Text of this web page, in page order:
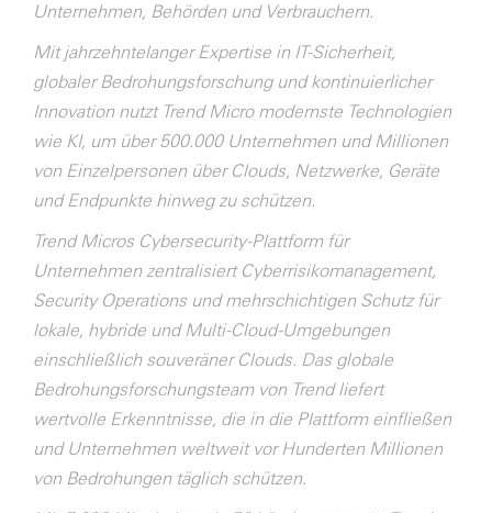
Unternehmen, Behörden und Verbrauchern.
Mit jahrzehntelanger Expertise in IT-Sicherheit,
globaler Bedrohungsforschung und kontinuierlicher
Innovation nutzt Trend Micro modernste Technologien
wie KI, um über 500.000 Unternehmen und Millionen
von Einzelpersonen über Clouds, Netzwerke, Geräte
und Endpunkte hinweg zu schützen.
Trend Micros Cybersecurity-Plattform für
Unternehmen zentralisiert Cyberrisikomanagement,
Security Operations und mehrschichtigen Schutz für
lokale, hybride und Multi-Cloud-Umgebungen
einschließlich souveräner Clouds. Das globale
Bedrohungsforschungsteam von Trend liefert
wertvolle Erkenntnisse, die in die Plattform einfließen
und Unternehmen weltweit vor Hunderten Millionen
von Bedrohungen täglich schützen.